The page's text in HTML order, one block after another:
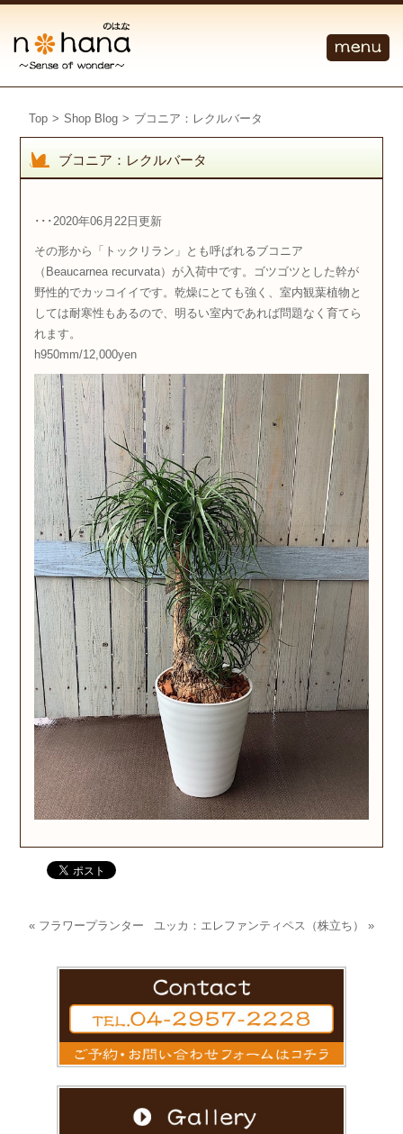
Top > Shop Blog > ブコニア：レクルバータ
ブコニア：レクルバータ
･･･2020年06月22日更新
その形から「トックリラン」とも呼ばれるブコニア
（Beaucarnearecurvata）が入荷中です。ゴツゴツとした幹が
野性的でカッコイイです。乾燥にとても強く、室内観葉植物と
しては耐寒性もあるので、明るい室内であれば問題なく育てら
れます。
h950mm/12,000yen
« フラワープランター ユッカ：エレファンティペス（株立ち） »